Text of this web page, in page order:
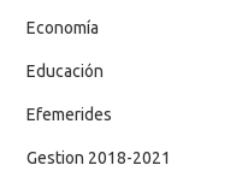
Economía
Educación
Efemerides
Gestion 2018-2021